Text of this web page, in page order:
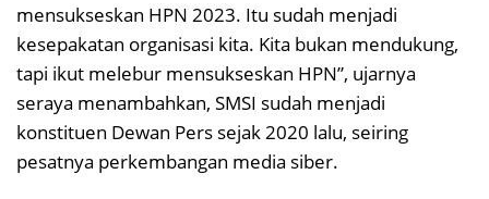
mensukseskan HPN 2023. Itu sudah menjadi
kesepakatan organisasi kita. Kita bukan mendukung,
tapi ikut melebur mensukseskan HPN”, ujarnya
seraya menambahkan, SMSI sudah menjadi
konstituen Dewan Pers sejak 2020 lalu, seiring
pesatnya perkembangan media siber.